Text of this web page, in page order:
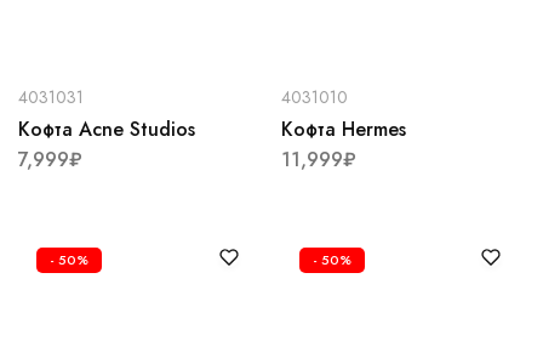
4031031
Кофта Acne Studios
7,999₽
4031010
Кофта Hermes
11,999₽
- 50% - 50%